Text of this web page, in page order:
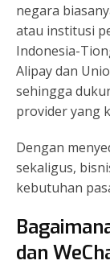
negara
atau institusi
Indonesia-
Alipay dan
sehingga
provider yang
Dengan
sekaligus,
kebutuhan
dan